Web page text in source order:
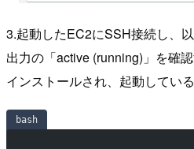
3.起動したEC2にSSH接続し、
出力の「active (running)」を確
インストールされ、起動してい
bash